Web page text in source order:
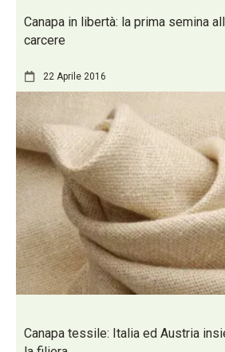
Canapa in libertà: la prima semina
carcere
22 Aprile 2016
Canapa tessile: Italia ed Austria